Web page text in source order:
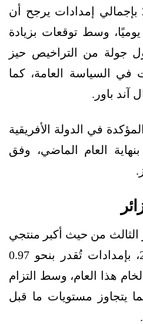
النفط في أفريقيا 2022 بإجمالي إمدادات يرجح أن
يوميًا، وسط توقعات بزيادة
جولة من التراخيص حيز
في السياسة العامة، كما
آند باور.
في الدولة الأفريقية
بنهاية العام الماضي، وفق
الثالث من حيث أكبر منتجي
النفط في أفريقيا 2022، بإمدادات تُقدر بنحو 0.97
هذا العام، وسط التزام
بما يتجاوز مستويات ما قبل